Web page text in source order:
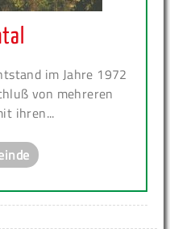
im Jahre 1972
von mehreren
ihren...